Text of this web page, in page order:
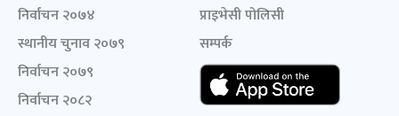
निर्वाचन २०७४
स्थानीय चुनाव २०७९
निर्वाचन २०७९
निर्वाचन २०८२
प्राइभेसी पोलिसी
सम्पर्क